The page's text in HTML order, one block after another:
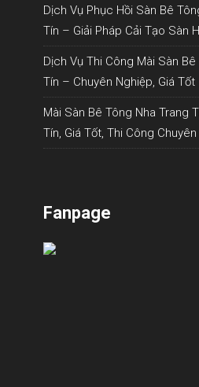
Dịch Vụ Phục Hồi Sàn Bê
Tín – Giải Pháp Cải Tạo Sàn
Dịch Vụ Thi Công Mài Sàn
Tín – Chuyên Nghiệp, Giá Tốt
Mài Sàn Bê Tông Nha Trang
Tín, Giá Tốt, Thi Công
Fanpage